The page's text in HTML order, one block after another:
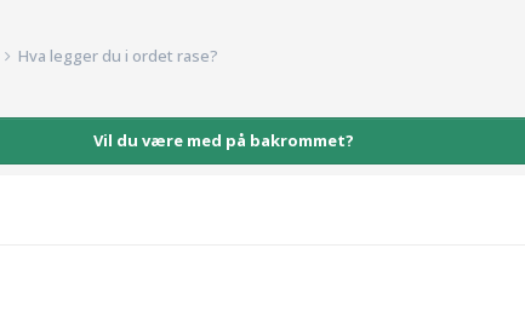
Hva legger du i ordet rase?
Vil du være med på bakrommet?